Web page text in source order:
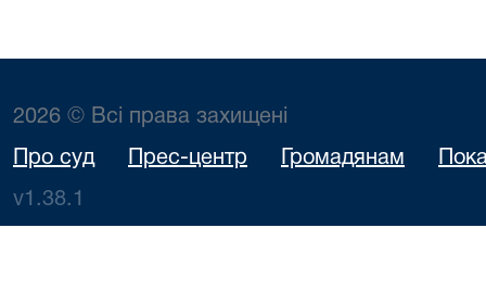
2026 © Всі права захищені
Про суд Прес-центр Громадянам
v1.38.1